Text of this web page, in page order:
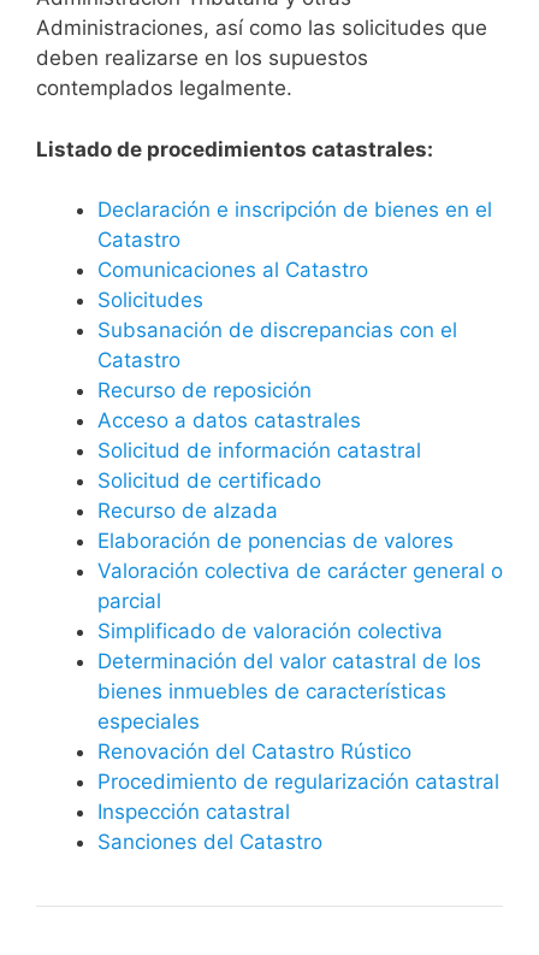
Administraciones, así como las solicitudes que
deben realizarse en los supuestos
contemplados legalmente.
Listado de procedimientos catastrales:
Declaración e inscripción de bienes en el
Catastro
Comunicaciones al Catastro
Solicitudes
Subsanación de discrepancias con el
Catastro
Recurso de reposición
Acceso a datos catastrales
Solicitud de información catastral
Solicitud de certificado
Recurso de alzada
Elaboración de ponencias de valores
Valoración colectiva de carácter general o
parcial
Simplificado de valoración colectiva
Determinación del valor catastral de los
bienes inmuebles de características
especiales
Renovación del Catastro Rústico
Procedimiento de regularización catastral
Inspección catastral
Sanciones del Catastro